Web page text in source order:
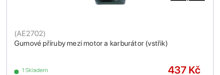
Gumové příruby mezi motor a karburátor (vstřik)
(AE2702)
1 Skladem 437 Kč